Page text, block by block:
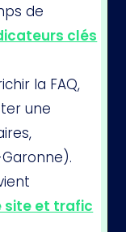
de
clés
la FAQ,
une
site et trafic